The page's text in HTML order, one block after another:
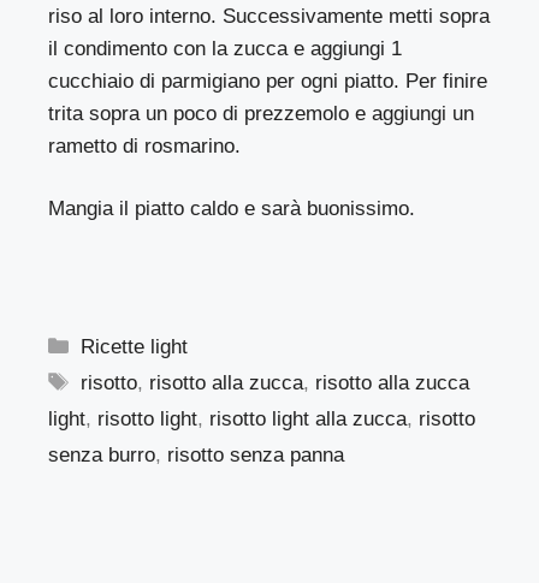
riso al loro interno. Successivamente metti sopra
il condimento con la zucca e aggiungi 1
cucchiaio di parmigiano per ogni piatto. Per finire
trita sopra un poco di prezzemolo e aggiungi un
rametto di rosmarino.
Mangia il piatto caldo e sarà buonissimo.
Categorie
Ricette light
Tag
risotto, risotto alla zucca, risotto alla zucca
light, risotto light, risotto light alla zucca, risotto
senza burro, risotto senza panna